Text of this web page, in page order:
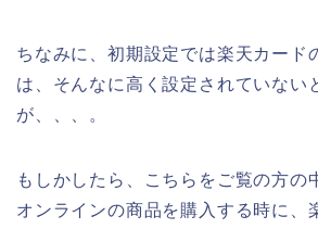
ちなみに、初期設定では楽天カード
は、そんなに高く設定されていない
が、、、。
もしかしたら、こちらをご覧の方の
オンラインの商品を購入する時に、